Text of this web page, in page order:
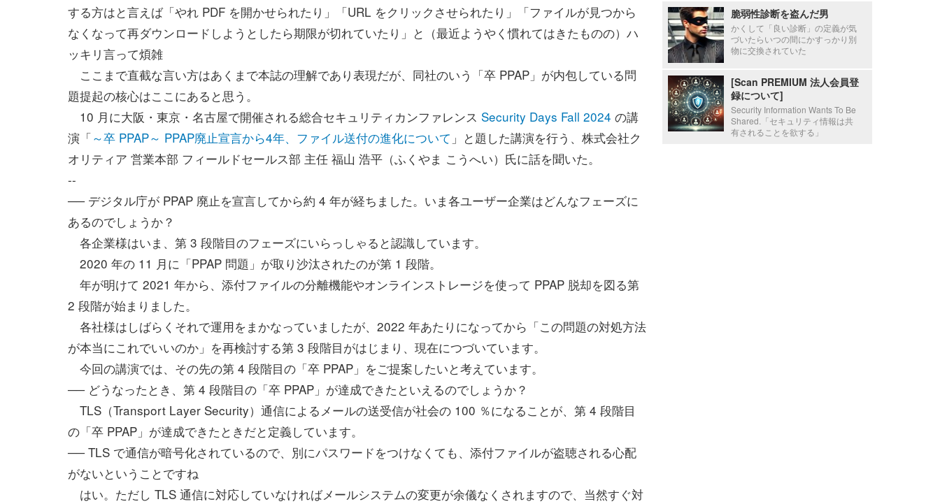
する方はと言えば「やれ PDF を開かせられたり」「URL をクリックさせられたり」「ファイルが見つから
なくなって再ダウンロードしようとしたら期限が切れていたり」と（最近ようやく慣れてはきたものの）ハ
ッキリ言って煩雑
ここまで直截な言い方はあくまで本誌の理解であり表現だが、同社のいう「卒 PPAP」が内包している問
題提起の核心はここにあると思う。
10 月に大阪・東京・名古屋で開催される総合セキュリティカンファレンス Security Days Fall 2024 の講
演「～卒 PPAP～ PPAP廃止宣言から4年、ファイル送付の進化について 」と題した講演を行う、株式会社ク
オリティア 営業本部 フィールドセールス部 主任 福山 浩平（ふくやま こうへい）氏に話を聞いた。
--
── デジタル庁が PPAP 廃止を宣言してから約 4 年が経ちました。いま各ユーザー企業はどんなフェーズに
あるのでしょうか？
各企業様はいま、第 3 段階目のフェーズにいらっしゃると認識しています。
2020 年の 11 月に「PPAP 問題」が取り沙汰されたのが第 1 段階。
年が明けて 2021 年から、添付ファイルの分離機能やオンラインストレージを使って PPAP 脱却を図る第
2 段階が始まりました。
各社様はしばらくそれで運用をまかなっていましたが、2022 年あたりになってから「この問題の対処方法
が本当にこれでいいのか」を再検討する第 3 段階目がはじまり、現在につづいています。
今回の講演では、その先の第 4 段階目の「卒 PPAP」をご提案したいと考えています。
── どうなったとき、第 4 段階目の「卒 PPAP」が達成できたといえるのでしょうか？
TLS（Transport Layer Security）通信によるメールの送受信が社会の 100 ％になることが、第 4 段階目
の「卒 PPAP」が達成できたときだと定義しています。
── TLS で通信が暗号化されているので、別にパスワードをつけなくても、添付ファイルが盗聴される心配
がないということですね
はい。ただし TLS 通信に対応していなければメールシステムの変更が余儀なくされますので、当然すぐ対
脆弱性診断を盗んだ男
かくして「良い診断」の定義が気
づいたらいつの間にかすっかり別
物に交換されていた
[Scan PREMIUM 法人会員登
録について]
Security Information Wants To Be
Shared.「セキュリティ情報は共
有されることを欲する」